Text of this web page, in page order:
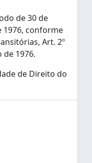
de 30 de
1976, conforme
Art. 2º
de 1976.
de Direito do